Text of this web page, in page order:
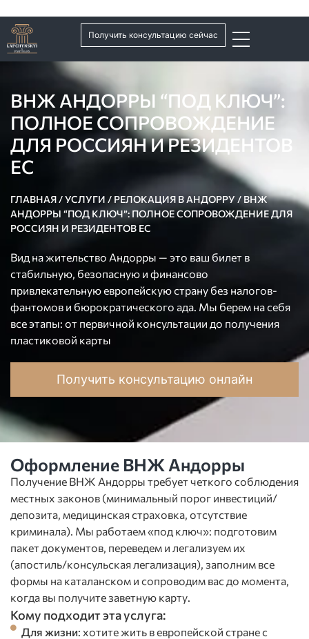
Получить консультацию сейчас
ВНЖ АНДОРРЫ “ПОД КЛЮЧ”:
ПОЛНОЕ СОПРОВОЖДЕНИЕ
ДЛЯ РОССИЯН И РЕЗИДЕНТОВ
ЕС
ГЛАВНАЯ /УСЛУГИ / РЕЛОКАЦИЯ В АНДОРРУ / ВНЖ
АНДОРРЫ “ПОД КЛЮЧ”: ПОЛНОЕ СОПРОВОЖДЕНИЕ ДЛЯ
РОССИЯН И РЕЗИДЕНТОВ ЕС
Вид на жительство Андорры — это ваш билет в
стабильную, безопасную и финансово
привлекательную европейскую страну без налогов-
фантомов и бюрократического ада. Мы берем на себя
все этапы: от первичной консультации до получения
пластиковой карты
Получить консультацию онлайн
Оформление ВНЖ Андорры
Получение ВНЖ Андорры требует четкого соблюдения
местных законов (минимальный порог инвестиций/
депозита, медицинская страховка, отсутствие
криминала). Мы работаем «под ключ»: подготовим
пакет документов, переведем и легализуем их
(апостиль/консульская легализация), заполним все
формы на каталанском и сопроводим вас до момента,
когда вы получите заветную карту.
Кому подходит эта услуга:
Для жизни: хотите жить в европейской стране с